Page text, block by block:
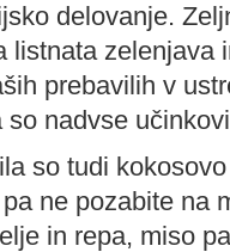
delovanje.
listnata zelenjava
prebavilih v
nadvse
so tudi
ne pozabite na
in repa, miso